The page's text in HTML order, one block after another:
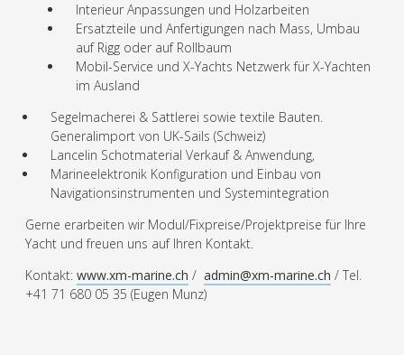
Interieur Anpassungen und Holzarbeiten
Ersatzteile und Anfertigungen nach Mass, Umbau
auf Rigg oder auf Rollbaum
Mobil-Service und X-Yachts Netzwerk für X-Yachten
im Ausland
Segelmacherei & Sattlerei sowie textile Bauten.
Generalimport von UK-Sails (Schweiz)
Lancelin Schotmaterial Verkauf & Anwendung,
Marineelektronik Konfiguration und Einbau von
Navigationsinstrumenten und Systemintegration
Gerne erarbeiten wir Modul/Fixpreise/Projektpreise für Ihre
Yacht und freuen uns auf Ihren Kontakt.
Kontakt: www.xm-marine.ch / admin@xm-marine.ch / Tel.
+41 71 680 05 35 (Eugen Munz)